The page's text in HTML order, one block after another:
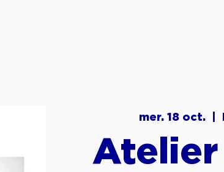
mer. 18 oct.
Atelier